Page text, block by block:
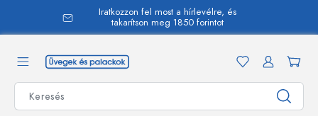
Iratkozzon fel most a hírlevélre, és
takarítson meg 1850 forintot